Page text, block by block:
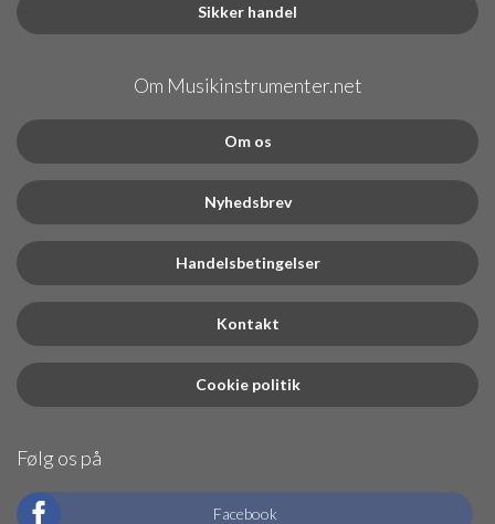
Sikker handel
Om Musikinstrumenter.net
Om os
Nyhedsbrev
Handelsbetingelser
Kontakt
Cookie politik
Følg os på
Facebook